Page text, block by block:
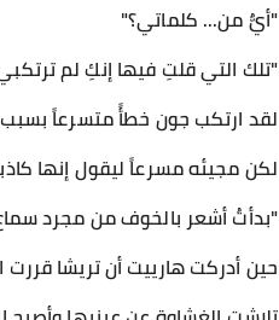
"أيٌّ من... كلماتي؟"
"تلك التي قلتِ فيها إنكِ لم
​لقد ارتكب جون خطأً متسرعاً
لكن مجيئه مسرعاً ليقول إنها
​"بدأتُ أشعر بالخوف من مجرد
​حين أدركت هارييت أن تريشا